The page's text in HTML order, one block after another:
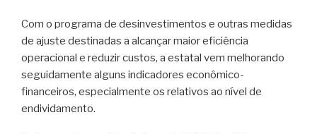
Com o programa de desinvestimentos e outras medidas
de ajuste destinadas a alcançar maior eficiência
operacional e reduzir custos, a estatal vem melhorando
seguidamente alguns indicadores econômico-
financeiros, especialmente os relativos ao nível de
endividamento.